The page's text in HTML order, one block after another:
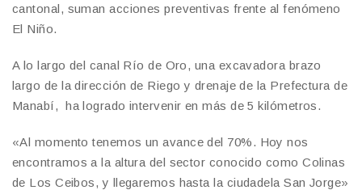
cantonal, suman acciones preventivas frente al fenómeno
El Niño.
A lo largo del canal Río de Oro, una excavadora brazo
largo de la dirección de Riego y drenaje de la Prefectura de
Manabí, ha logrado intervenir en más de 5 kilómetros.
«Al momento tenemos un avance del 70%. Hoy nos
encontramos a la altura del sector conocido como Colinas
de Los Ceibos, y llegaremos hasta la ciudadela San Jorge»